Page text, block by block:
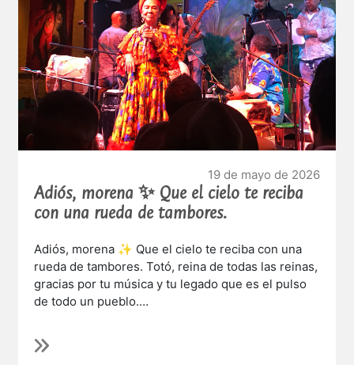
19 de mayo de 2026
Adiós, morena ✨ Que el cielo te reciba
con una rueda de tambores.
Adiós, morena ✨ Que el cielo te reciba con una
rueda de tambores. Totó, reina de todas las reinas,
gracias por tu música y tu legado que es el pulso
de todo un pueblo.
Honor el nuestro de haberte tenido engalanando
nuestro escenario tantas veces y de seguir